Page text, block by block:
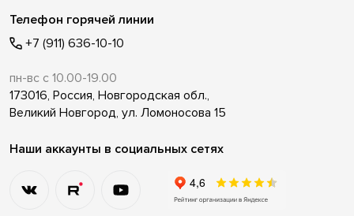
Телефон горячей линии
+7 (911) 636-10-10
пн-вс с 10.00-19.00
173016, Россия, Новгородская обл.,
Великий Новгород, ул. Ломоносова 15
Наши аккаунты в социальных сетях